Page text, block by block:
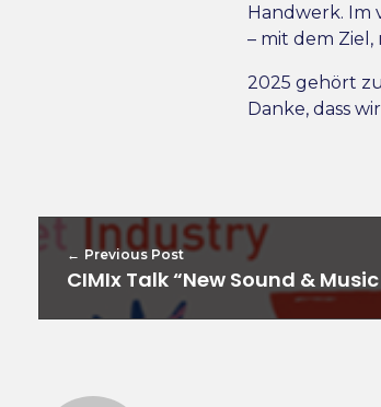
Handwerk. Im
– mit dem
2025 gehört
Danke, dass
Previous Post
CIMIx Talk “New Sound &